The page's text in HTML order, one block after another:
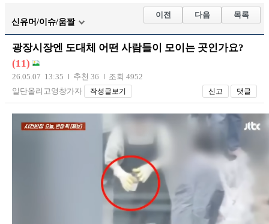
자유사진 군사/무기
트럭/버스 항공/해운/철도
장착시공사진
신유머/이슈/움짤
이전 다음 목록
광장시장엔 도대체 어떤 사람들이 모이는 곳인가요?
(11)
26.05.07 13:35 추천 36
조회 4952
일단올리고영창가자
작성글보기 신고 댓글